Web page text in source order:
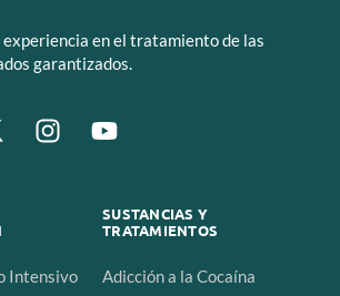
experiencia en el tratamiento de las
garantizados.
Intensivo
SUSTANCIAS Y
TRATAMIENTOS
Adicción a la Cocaína